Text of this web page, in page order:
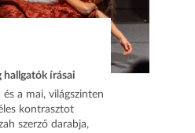
írásai
a mai, világszinten
kontrasztot
szerző darabja,